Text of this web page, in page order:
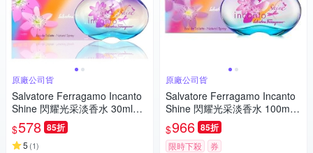
原廠公司貨
Salvatore Ferragamo Incanto
Shine 閃耀光采淡香水 30ml
(原廠公司貨)
$578 85折
5 (1)
原廠公司貨
Salvatore Ferragamo Incanto
Shine 閃耀光采淡香水 100ml
(原廠公司貨)
$966 85折
限時下殺 券